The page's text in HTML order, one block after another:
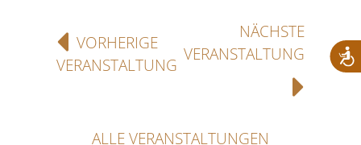
VORHERIGE
VERANSTALTUNG
NÄCHSTE
VERANSTALTUNG
ALLE VERANSTALTUNGEN